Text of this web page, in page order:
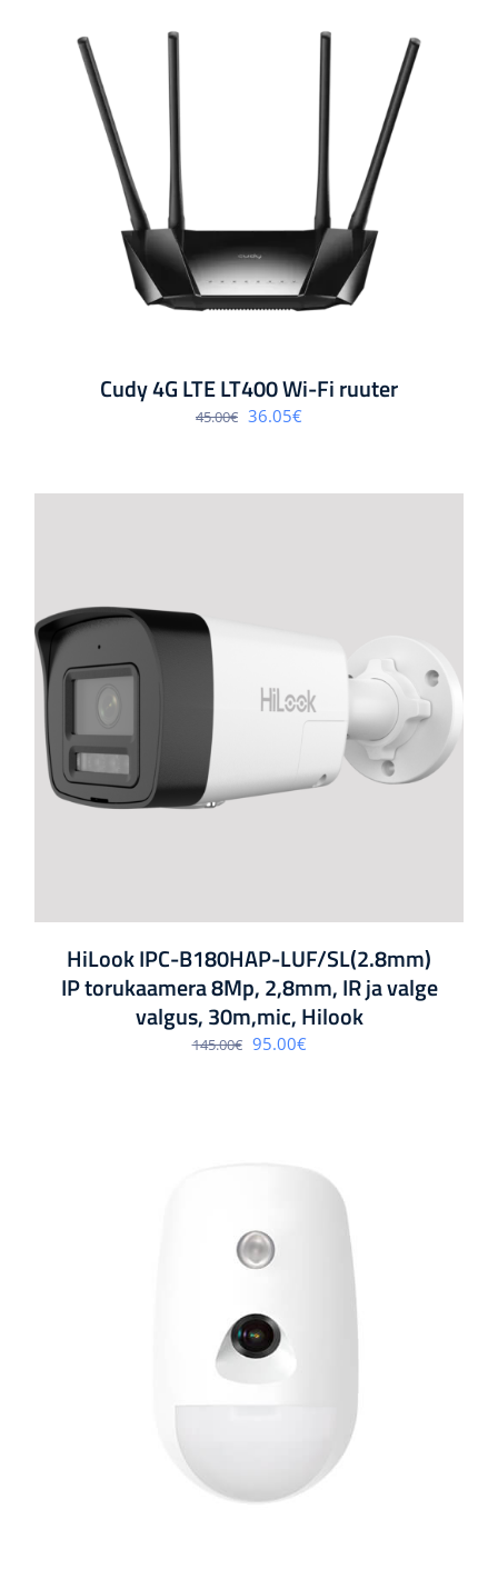
Cudy 4G LTE LT400 Wi-Fi ruuter
45.00€ Algne
hind
36.05€
HiLook IPC-B180HAP-LUF/SL(2.8mm)
IP torukaamera 8Mp, 2,8mm, IR ja valge
valgus, 30m,mic, Hilook
145.00€ Algne
hind
95.00€Praegune
hind